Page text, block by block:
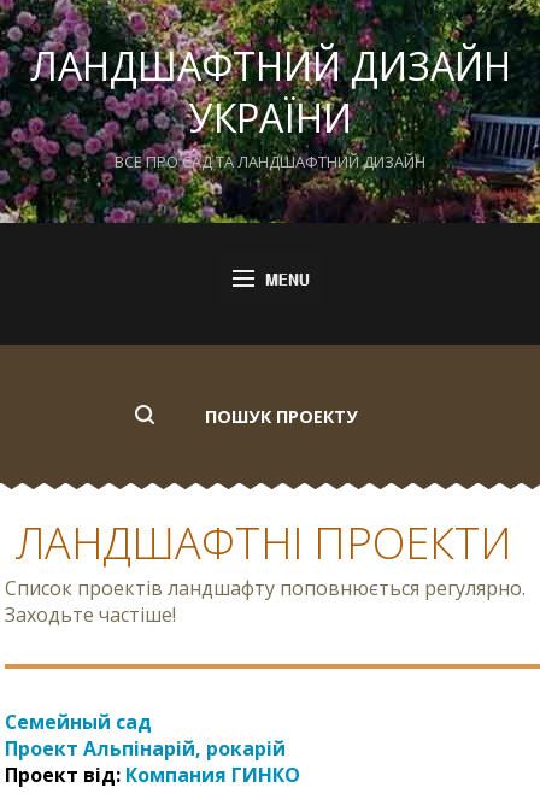
ЛАНДШАФТНИЙ ДИЗАЙН
УКРАЇНИ
ВСЕ ПРО САД ТА ЛАНДШАФТНИЙ ДИЗАЙН
ПОШУК ПРОЕКТУ
ЛАНДШАФТНІ ПРОЕКТИ
Список проектів ландшафту поповнюється регулярно.
Заходьте частіше!
Семейный сад
Проект Альпінарій, рокарій
Проект від: Компания ГИНКО